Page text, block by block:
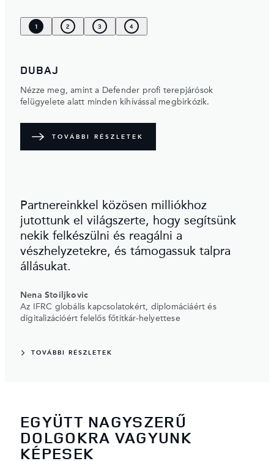
1 2 3 4
DUBAJ
Nézze meg, amint a Defender profi terepjárósok
felügyelete alatt minden kihívással megbirkózik.
TOVÁBBI RÉSZLETEK
Partnereinkkel közösen milliókhoz
jutottunk el világszerte, hogy segítsünk
nekik felkészülni és reagálni a
vészhelyzetekre, és támogassuk talpra
állásukat.
Nena Stoiljkovic
Az IFRC globális kapcsolatokért, diplomáciáért és
digitalizációért felelős főtitkár-helyettese
TOVÁBBI RÉSZLETEK
EGYÜTT NAGYSZERŰ
DOLGOKRA VAGYUNK
KÉPESEK